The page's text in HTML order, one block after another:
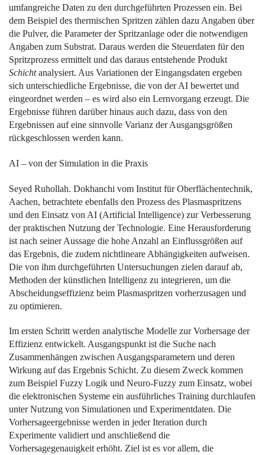
umfangreiche Daten zu den ­durchgeführten Prozessen ein. Bei
dem Beispiel des thermischen Spritzen zählen dazu Angaben über
die Pulver, die Parameter der Spritzanlage oder die notwendigen
Angaben zum Sub­strat. Daraus werden die Steuerdaten für den
Spritzprozess ermittelt und das daraus entstehende Produkt
Schichtanalysiert. Aus Variationen der Eingangsdaten ergeben
sich unterschiedliche Ergebnisse, die von der AI bewertet und
eingeordnet werden – es wird also ein Lernvorgang erzeugt. Die
Ergebnisse führen darüber hinaus auch dazu, dass von den
Ergebnissen auf eine sinnvolle Varianz der Ausgangsgrößen
rückgeschlossen werden kann.
AI – von der Simulation in die Praxis
Seyed Ruhollah. Dokhanchi vom Institut für Oberflächentechnik,
Aachen, betrachtete ebenfalls den Prozess des Plasmaspritzens
und den Einsatz von AI (Artificial Intelligence) zur Verbesserung
der praktischen Nutzung der Technologie. Eine Herausforderung
ist nach seiner Aussage die hohe Anzahl an Einflussgrößen auf
das Ergebnis, die zudem nicht­lineare Abhängigkeiten aufweisen.
Die von ihm durchgeführten Untersuchungen zielen darauf ab,
Methoden der künstlichen Intelligenz zu integrieren, um die
Abscheidungs­effizienz beim Plasmaspritzen vorherzusagen und
zu optimieren.
Im ersten Schritt werden analytische Modelle zur Vorhersage der
Effizienz entwickelt. Ausgangspunkt ist die Suche nach
Zusammenhängen zwischen Ausgangsparametern und deren
Wirkung auf das Ergebnis Schicht. Zu diesem Zweck kommen
zum Beispiel ­Fuzzy Logik und Neuro-Fuzzy zum Einsatz, wobei
die elektronischen Systeme ein ausführliches Training durchlaufen
unter Nutzung von Simulationen und Experimentdaten. Die
Vorhersageergebnisse werden in jeder Iteration durch
Experimente validiert und anschließend die
Vorhersagegenauigkeit erhöht. Ziel ist es vor allem, die